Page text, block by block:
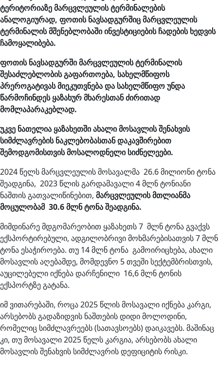
ტერიტორიაზე მარცვლეულის ტერმინალების
ანალოგიურად, ფოთის ნავსადგურშიც მარცვლეულის
ტერმინალის მშენებლობაში ინვესტიციების ჩადების ხედვის
ჩამოყალიბება.
ფოთის ნავსადგურში მარცვლეულის ტერმინალის
შესაძლებლობის გაფართოება, სახელმწიფოს
პრეროგატივას მიეკუთვნება და სახელმწიფო უნდა
წარმოჩინდეს ყაზახურ მხარესთან ძირითად
მომლაპარაკებლად.
უკვე ნათელია ყაზახეთში ახალი მოსავლის შენახვის
სიმძლავრების ნაკლებობასთან დაკავშირებით
შემოდგომისთვის მოსალოდნელი სიძნელეები.
2024 წელს მარცვლეულის მოსავალმა 26.6 მილიონი ტონა
შეადგინა, 2023 წლის გარდამავალი 4 მლნ ტონიანი
ნაშთის გათვალიწინებით, მარცვლეულის მთლიანმა
მოცულობამ 30.6 მლნ ტონა შეადგინა.
მიმდინარე მდგომარეობით ყაზახეთს 7 მლნ ტონა გვაქვს
ექსპორტირებული, ადგილობრივი მოხმარებისათვის 7 მლნ
ტონა ესაჭიროება. თუ 14 მლნ ტონა გამოირიცხება, ახალი
მოსავლის აღებამდე, მომდევნო 5 თვეში სექტემბრისთვის,
აუცილებელი იქნება დარჩენილი 16,6 მლნ ტონის
ექსპორტზე გატანა.
იმ ვითარებაში, როცა 2025 წლის მოსავალი იქნება კარგი,
არსებობს გადაზიდვის ნაშთების დიდი მოლოდინი,
რომელიც სიმძლავრეებს (სათავსოებს) დაიკავებს. მაშინაც
კი, თუ მოსავალი 2025 წელს კარგია, არსებობს ახალი
მოსავლის შენახვის სიმძლავრის დეფიციტის რისკი.